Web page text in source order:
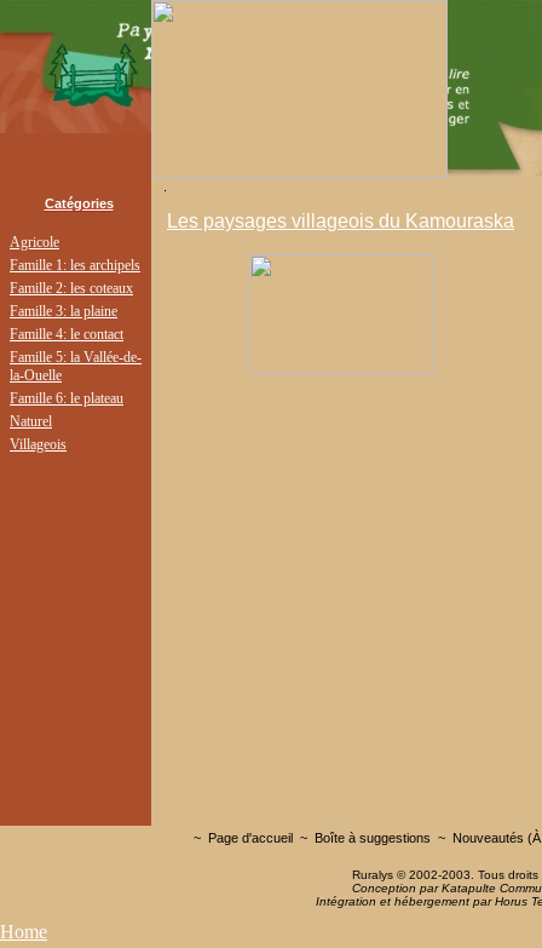
Catégories
Agricole
Famille 1: les archipels
Famille 2: les coteaux
Famille 3: la plaine
Famille 4: le contact
Famille 5: la Vallée-de-
la-Ouelle
Famille 6: le plateau
Naturel
Villageois
Les paysages villageois du Kamouraska
~ Page d'accueil~ Boîte à suggestions ~ Nouveautés
Ruralys © 2002-2003. Tous droits
Conception par Katapulte
Intégration et hébergement par Horus
Home